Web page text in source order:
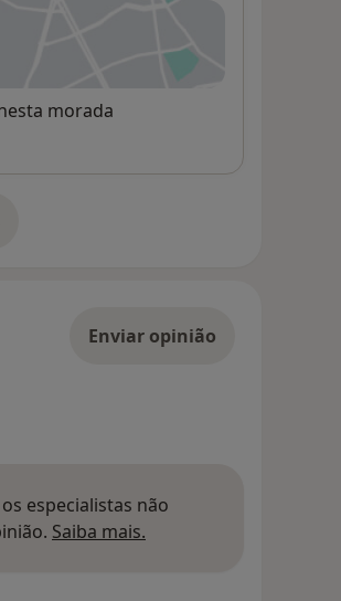
separador
morada
Enviar opinião
especialistas não
Saiba mais.